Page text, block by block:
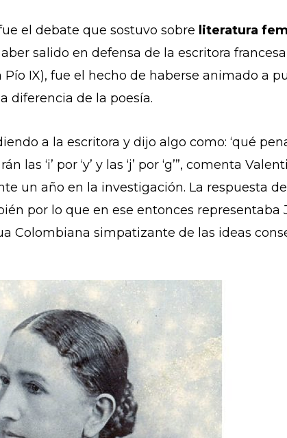
el debate que sostuvo sobre literatura
salido en defensa de la escritora
IX), fue el hecho de haberse animado a
diferencia de la poesía.
a la escritora y dijo algo como: ‘qué
‘i’ por ‘y’ y las ‘j’ por ‘g’”, comenta
un año en la investigación. La respuesta
por lo que en ese entonces representaba
Colombiana simpatizante de las ideas